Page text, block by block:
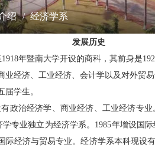
绍 经济学系
发展历史
1918年暨南大学开设的商科，其前身是
经济、工业经济、会计学以及对外贸
学生。
政治经济学、商业经济、工业经济专业
专业独立为经济学系。 1985年增设国际
际经济与贸易专业。经济学系本科现设